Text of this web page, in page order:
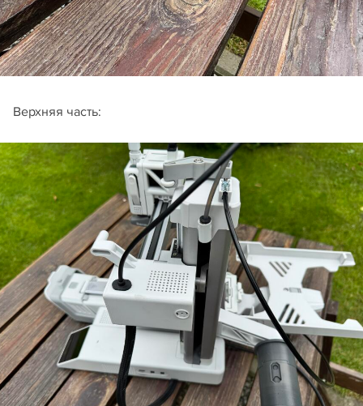
Верхняя часть: